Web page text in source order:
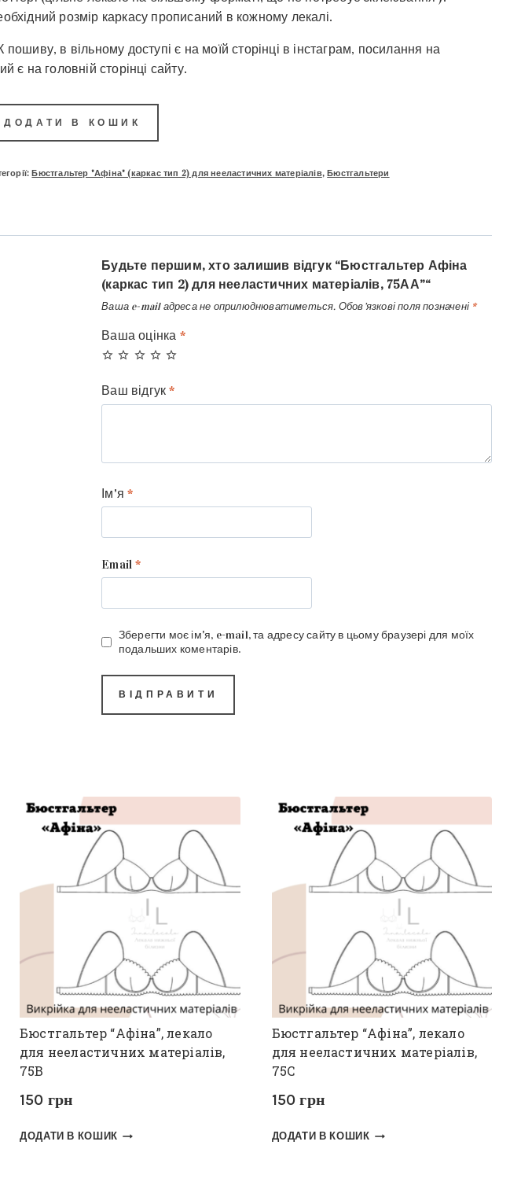
розмір каркасу прописаний в кожному лекалі.
пошиву, в вільному доступі є на моїй сторінці в інстаграм, посилання на
є на головній сторінці сайту.
ДОДАТИ В КОШИК
Бюстгальтер "Афіна" (каркас тип 2) для нееластичних матеріалів,Бюстгальтери
Будьте першим, хто залишив відгук “Бюстгальтер Афіна
(каркас тип 2) для нееластичних матеріалів, 75АА”“
Ваша e-mail адреса не оприлюднюватиметься. Обов’язкові поля позначені *
Ваша оцінка *
Ваш відгук*
Ім'я*
Email*
Зберегти моє ім'я, e-mail, та адресу сайту в цьому браузері для моїх
подальших коментарів.
Бюстгальтер “Афіна”, лекало
для нееластичних матеріалів,
75В
150 грн
ДОДАТИ В КОШИК
Бюстгальтер “Афіна”, лекало
для нееластичних матеріалів,
75С
150грн
ДОДАТИ В КОШИК